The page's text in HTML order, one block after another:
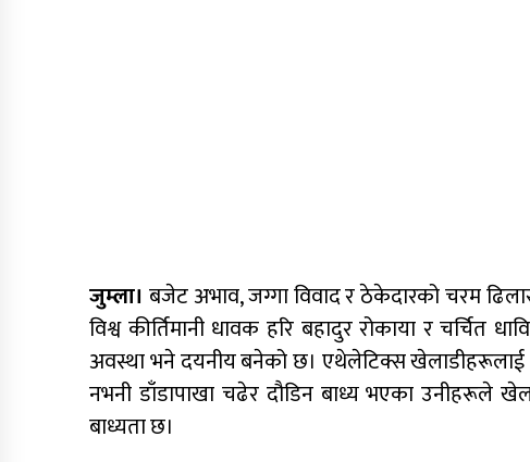
जुम्ला। बजेट अभाव, जग्गा विवाद र ठेकेदारको चरम
विश्व कीर्तिमानी धावक हरि बहादुर रोकाया र चर्चित
अवस्था भने दयनीय बनेको छ। एथेलेटिक्स खेलाडीहरूलाई
नभनी डाँडापाखा चढेर दौडिन बाध्य भएका उनीहरूले
बाध्यता छ।